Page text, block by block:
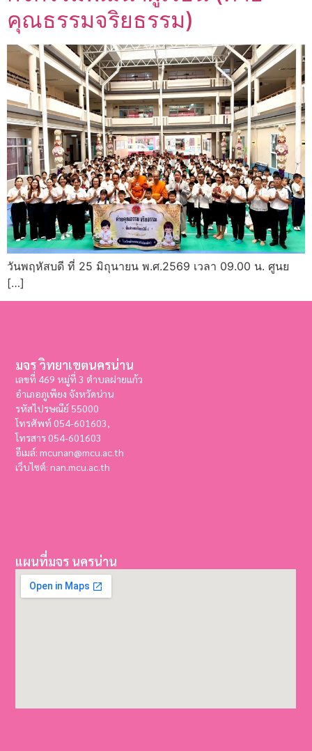
คุณธรรมจริยธรรม)
วันพฤหัสบดี ที่ 25 มิถุนายน พ.ศ.2569 เวลา 09.00 น. ศูนย
[…]
มจร วิทยาเขตนครน่าน
เลขที่ 469 หมู่ที่ 3 ตำบลฝายแก้ว
อำเภอภูเพียง จังหวัดน่าน
รหัสไปรษณีย์ 55000
โทรศัพท์ 054-601603,
โทรสาร054-601603
อีเมล์: mcunan@mcu.ac.th
เว็บไซต์: nan.mcu.ac.th
แผนที่มจร นครน่าน